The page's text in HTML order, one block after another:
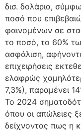
δισ. δολάρια,
ποσό που
φαινομένων σε
το ποσό, το 60%
ασφάλιση,
επιχειρήσεις
ελαφρώς
7,3%), παραμένει
Το 2024
όπου οι απώλειες
δείχνοντας πως η